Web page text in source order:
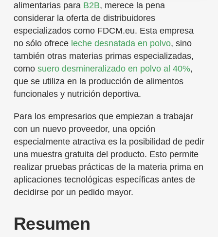
alimentarias para B2B, merece la pena
considerar la oferta de distribuidores
especializados como FDCM.eu. Esta empresa
no sólo ofrece leche desnatada en polvo, sino
también otras materias primas especializadas,
como suero desmineralizado en polvo al 40%,
que se utiliza en la producción de alimentos
funcionales y nutrición deportiva.
Para los empresarios que empiezan a trabajar
con un nuevo proveedor, una opción
especialmente atractiva es la posibilidad de pedir
una muestra gratuita del producto. Esto permite
realizar pruebas prácticas de la materia prima en
aplicaciones tecnológicas específicas antes de
decidirse por un pedido mayor.
Resumen